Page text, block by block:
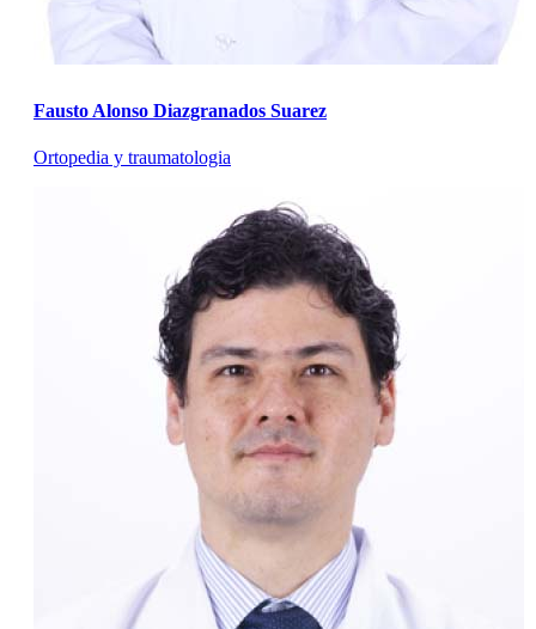
Fausto Alonso Diazgranados Suarez
Ortopedia y traumatologia